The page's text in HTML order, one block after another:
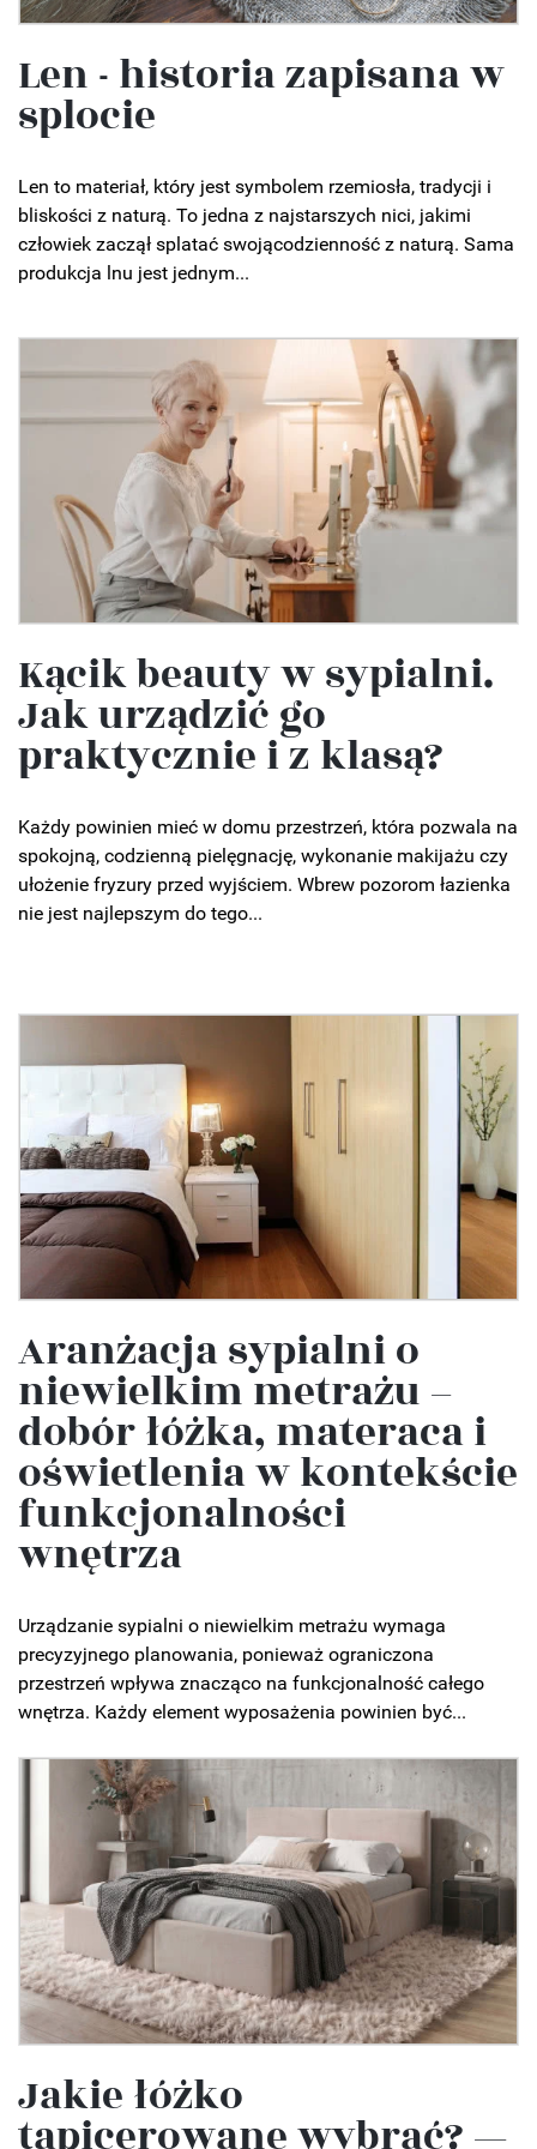
Len - historia zapisana w
splocie
Len to materiał, który jest symbolem rzemiosła, tradycji i
bliskości z naturą. To jedna z najstarszych nici, jakimi
człowiek zaczął splatać swojącodzienność z naturą. Sama
produkcja lnu jest jednym...
Kącik beauty w sypialni.
Jak urządzić go
praktycznie i z klasą?
Każdy powinien mieć w domu przestrzeń, która pozwala na
spokojną, codzienną pielęgnację, wykonanie makijażu czy
ułożenie fryzury przed wyjściem. Wbrew pozorom łazienka
nie jest najlepszym do tego...
Aranżacja sypialni o
niewielkim metrażu –
dobór łóżka, materaca i
oświetlenia w kontekście
funkcjonalności
wnętrza
Urządzanie sypialni o niewielkim metrażu wymaga
precyzyjnego planowania, ponieważ ograniczona
przestrzeń wpływa znacząco na funkcjonalność całego
wnętrza. Każdy element wyposażenia powinien być...
Jakie łóżko
tapicerowane wybrać? —